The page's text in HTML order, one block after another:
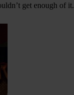
get enough of it.